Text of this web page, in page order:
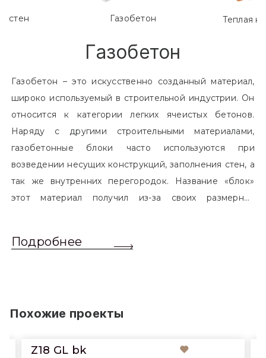
Газобетон Теплая
Газобетон
Газобетон – это искусственно созданный материал,
широко используемый в строительной индустрии. Он
относится к категории легких ячеистых бетонов.
Наряду с другими строительными материалами,
газобетонные блоки часто используются при
возведении несущих конструкций, заполнения стен, а
так же внутренних перегородок. Название «блок»
этот материал получил из-за своих размерных
обычный одинарный кирпич. Размер блоков различен
Подробнее
Похожие проекты
Z18 GL bk